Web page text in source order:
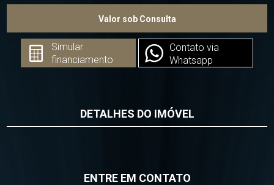
Valor sob Consulta
Simular
financiamento
Contato via
Whatsapp
DETALHES DO IMÓVEL
ENTRE EM CONTATO